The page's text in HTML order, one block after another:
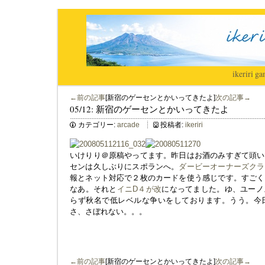
ikeriri|
←前の記事[新宿のゲーセンとかいってきたよ]次の記事→
05/12: 新宿のゲーセンとかいってきたよ
カテゴリー: arcade 投稿者: ikeriri
いけりり＠原稿やってます。昨日はお酒のみすぎて頭
センは久しぶりにスポランへ。 ダービーオーナーズク
報とネット対応で２枚のカードを使う感じです。すご
なあ。それと イニD４が改になってました。ゆ、ユー
らず秋名で低レベルな争いをしております。うう。
さ、さぼれない。。。
←前の記事[新宿のゲーセンとかいってきたよ]次の記事→